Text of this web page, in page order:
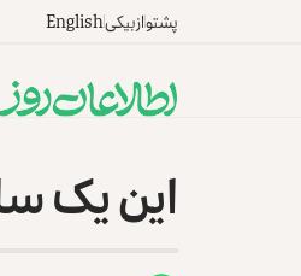
پشتوازبیکیEnglish
این یک